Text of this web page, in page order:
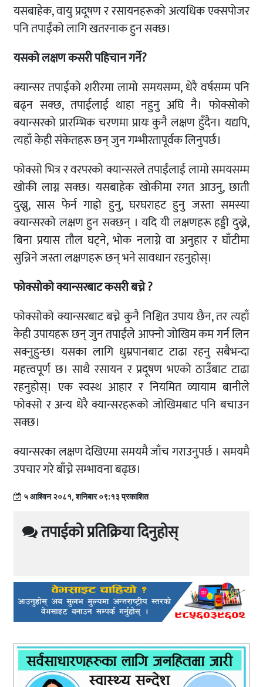
यसबाहेक, वायु प्रदूषण र रसायनहरूको अत्यधिक एक्सपोजर
पनि तपाईंको लागि खतरनाक हुन सक्छ।
यसको लक्षण कसरी पहिचान गर्ने?
क्यान्सर तपाईको शरीरमा लामो समयसम्म, धेरै वर्षसम्म पनि
बढ्न सक्छ, तपाईलाई थाहा नहुनु अघि नै। फोक्सोको
क्यान्सरको प्रारम्भिक चरणमा प्रायः कुनै लक्षण हुँदैन। यद्यपि,
त्यहाँ केही संकेतहरू छन् जुन गम्भीरतापूर्वक लिनुपर्छ।
फोक्सो भित्र र वरपरको क्यान्सरले तपाईंलाई लामो समयसम्म
खोकी लाग्न सक्छ। यसबाहेक खोकीमा रगत आउनु, छाती
दुख्नु, सास फेर्न गाह्रो हुनु, घरघराहट हुनु जस्ता समस्या
क्यान्सरको लक्षण हुन सक्छन् । यदि यी लक्षणहरू हड्डी दुख्ने,
बिना प्रयास तौल घट्ने, भोक नलाग्ने वा अनुहार र घाँटीमा
सुन्निने जस्ता लक्षणहरू छन् भने सावधान रहनुहोस्।
फोक्सोको क्यान्सरबाट कसरी बच्ने ?
फोक्सोको क्यान्सरबाट बच्ने कुनै निश्चित उपाय छैन, तर त्यहाँ
केही उपायहरू छन् जुन तपाईंले आफ्नो जोखिम कम गर्न लिन
सक्नुहुन्छ। यसका लागि धुम्रपानबाट टाढा रहनु सबैभन्दा
महत्त्वपूर्ण छ। साथै रसायन र प्रदूषण भएको ठाउँबाट टाढा
रहनुहोस्। एक स्वस्थ आहार र नियमित व्यायाम बानीले
फोक्सो र अन्य धेरै क्यान्सरहरूको जोखिमबाट पनि बचाउन
सक्छ।
क्यान्सरका लक्षण देखिएमा समयमै जाँच गराउनुपर्छ । समयमै
उपचार गरे बाँच्ने सम्भावना बढ्छ।
५ आश्विन २०८१, शनिबार ०९:१३ प्रकाशित
तपाईको प्रतिक्रिया दिनुहोस्